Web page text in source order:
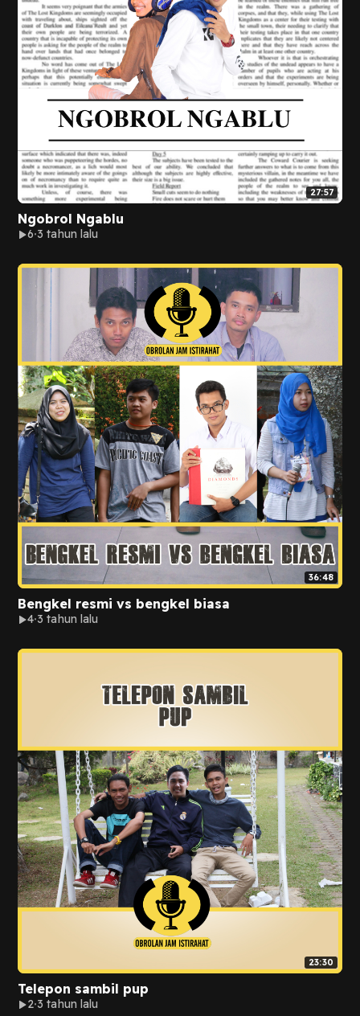
27:57
Ngobrol Ngablu
6 3 tahun lalu
36:48
Bengkel resmi vs bengkel biasa
4 3 tahun lalu
23:30
Telepon sambil pup
2 3 tahun lalu